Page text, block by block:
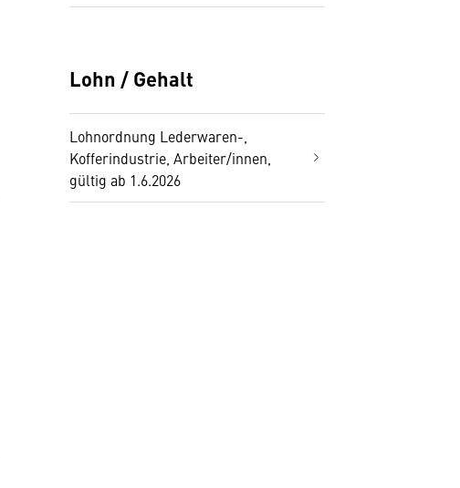
Lohn / Gehalt
Lohnordnung Lederwaren-,
Kofferindustrie, Arbeiter/innen,
gültig ab 1.6.2026